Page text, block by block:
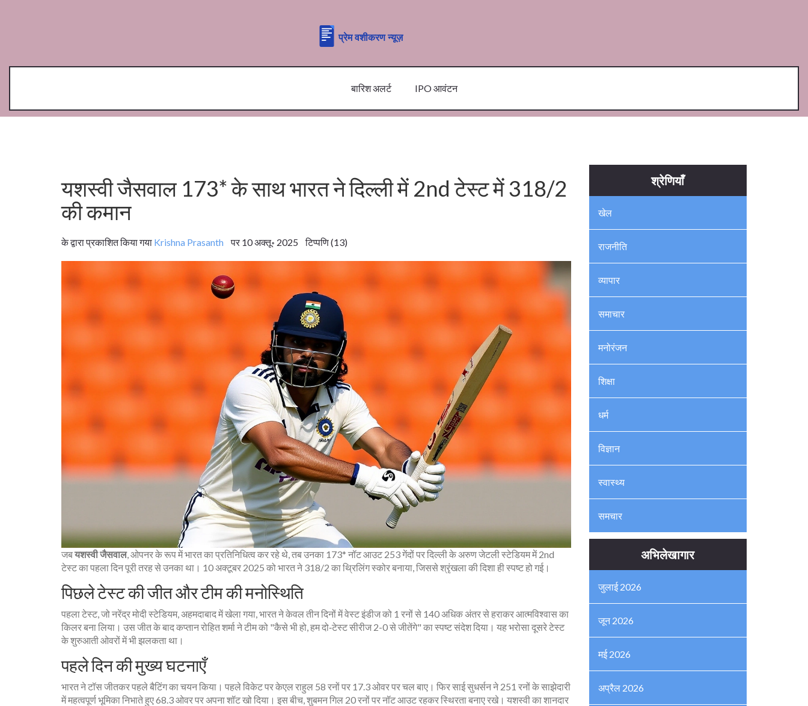
बारिश अलर्ट IPO आवंटन
यशस्वी जैसवाल 173* के साथ भारत ने दिल्ली में 2nd टेस्ट में 318/2
की कमान
के द्वारा प्रकाशित किया गया Krishna Prasanth पर 10 अक्तू॰ 2025 टिप्पणि (13)
जबयशस्वी जैसवाल, ओपनरके रूप मेंभारतका प्रतिनिधित्व कर रहे थे, तब उनका 173* नॉट आउट 253 गेंदों पर दिल्ली केअरुण जेटली स्टेडियममें 2nd
टेस्ट का पहला दिन पूरी तरह से उनका था। 10 अक्टूबर 2025 को भारत ने 318/2 का थ्रिलिंग स्कोर बनाया, जिससे श्रृंखला की दिशा ही स्पष्ट हो गई।
पिछले टेस्ट की जीत और टीम की मनोस्थिति
पहला टेस्ट, जोनरेंद्र मोदी स्टेडियम, अहमदाबाद में खेला गया, भारत ने केवल तीन दिनों में वेस्ट इंडीज को 1 रनों से 140 अधिक अंतर से हराकर आत्मविश्वास का
किलर बना लिया। उस जीत के बाद कप्तानरोहित शर्माने टीम को "कैसे भी हो, हम दो‑टेस्ट सीरीज 2-0 से जीतेंगे" का स्पष्ट संदेश दिया। यह भरोसा दूसरे टेस्ट
के शुरुआती ओवरों में भी झलकता था।
पहले दिन की मुख्य घटनाएँ
भारत ने टॉस जीतकर पहले बैटिंग का चयन किया। पहले विकेट परकेएल राहुल 58 रनों पर 17.3 ओवर पर चल बाए। फिरसाई सुधर्सनने 251 रनों के साझेदारी
में महत्वपूर्ण भूमिका निभाते हुए 68.3 ओवर पर अपना शॉट खो दिया। इस बीच, शुबमन गिल 20 रनों पर नॉट आउट रहकर स्थिरता बनाए रखे। यशस्वी का शानदार
श्रेणियाँ
खेल
राजनीति
व्यापार
समाचार
मनोरंजन
शिक्षा
धर्म
विज्ञान
स्वास्थ्य
समचार
अभिलेखागार
जुलाई 2026
जून 2026
मई 2026
अप्रैल 2026